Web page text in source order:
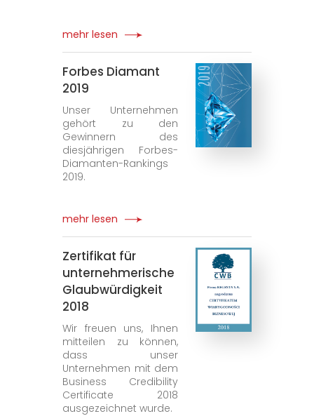
mehr lesen
Forbes Diamant
2019
Unser Unternehmen
gehört zu den
Gewinnern des
diesjährigen Forbes-
Diamanten-Rankings
2019.
mehr lesen
Zertifikat für
unternehmerische
Glaubwürdigkeit
2018
Wir freuen uns, Ihnen
mitteilen zu können,
dass unser
Unternehmen mit dem
Business Credibility
Certificate 2018
ausgezeichnet wurde.